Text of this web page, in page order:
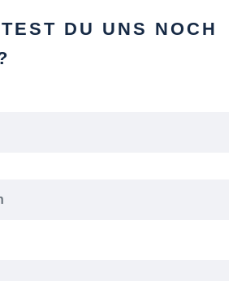
DU UNS NOCH